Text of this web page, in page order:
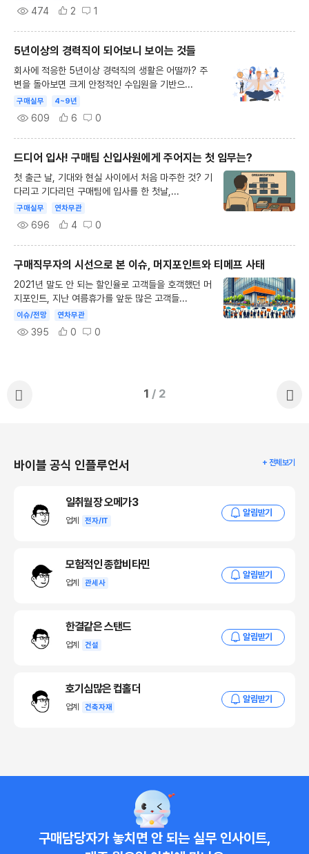
474 2 1
5년이상의 경력직이 되어보니 보이는 것들
회사에 적응한 5년이상 경력직의 생활은 어떨까? 주
변을 돌아보면 크게 안정적인 수입원을 기반으...
구매실무 4~9년
609 6 0
드디어 입사! 구매팀 신입사원에게 주어지는 첫 임무는?
첫 출근 날, 기대와 현실 사이에서 처음 마주한 것? 기
다리고 기다리던 구매팀에 입사를 한 첫날,...
구매실무 연차무관
696 4 0
구매직무자의 시선으로 본 이슈, 머지포인트와 티메프 사태
2021년 말도 안 되는 할인율로 고객들을 호객했던 머
지포인트, 지난 여름휴가를 앞둔 많은 고객들...
이슈/전망 연차무관
395 0 0
1 / 2
바이블 공식 인플루언서 + 전체보기
일취월장 오메가3
업계 전자/IT
알림받기
모험적인 종합비타민
업계 관세사
알림받기
한결같은 스탠드
업계 건설
알림받기
호기심많은 컵홀더
업계 건축자재
알림받기
구매담당자가 놓치면 안 되는 실무 인사이트,